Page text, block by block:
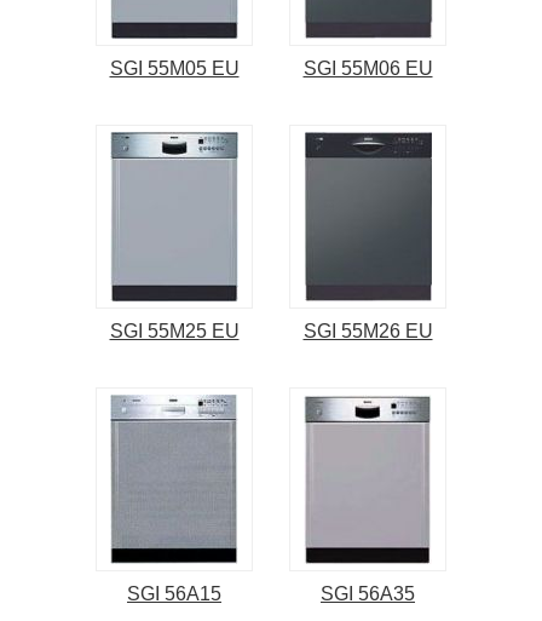
SGI 55M05 EU SGI 55M06 EU
SGI 55M25 EU SGI 55M26 EU
SGI 56A15 SGI 56A35